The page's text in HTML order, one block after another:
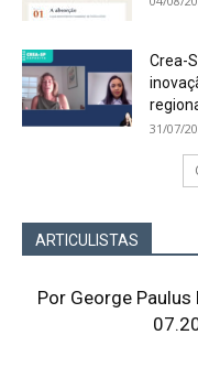
Crea-
31/07/
ARTICULISTAS
Por George